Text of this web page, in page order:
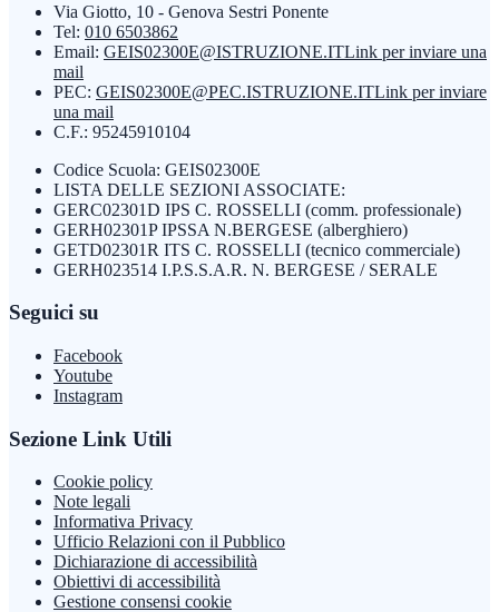
Via Giotto, 10 - Genova Sestri Ponente
Tel: 010 6503862
Email: GEIS02300E@ISTRUZIONE.ITLink per inviare una
mail
PEC: GEIS02300E@PEC.ISTRUZIONE.ITLink per inviare
una mail
C.F.: 95245910104
Codice Scuola: GEIS02300E
LISTA DELLE SEZIONI ASSOCIATE:
GERC02301D IPS C. ROSSELLI (comm. professionale)
GERH02301P IPSSA N.BERGESE (alberghiero)
GETD02301R ITS C. ROSSELLI (tecnico commerciale)
GERH023514 I.P.S.S.A.R. N. BERGESE / SERALE
Seguici su
Facebook
Youtube
Instagram
Sezione Link Utili
Cookie policy
Note legali
Informativa Privacy
Ufficio Relazioni con il Pubblico
Dichiarazione di accessibilità
Obiettivi di accessibilità
Gestione consensi cookie